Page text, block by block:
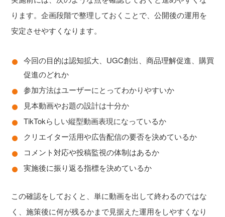
ります。企画段階で整理しておくことで、公開後の運用を
安定させやすくなります。
今回の目的は認知拡大、UGC創出、商品理解促進、購買
促進のどれか
参加方法はユーザーにとってわかりやすいか
見本動画やお題の設計は十分か
TikTokらしい縦型動画表現になっているか
クリエイター活用や広告配信の要否を決めているか
コメント対応や投稿監視の体制はあるか
実施後に振り返る指標を決めているか
この確認をしておくと、単に動画を出して終わるのではな
く、施策後に何が残るかまで見据えた運用をしやすくなり